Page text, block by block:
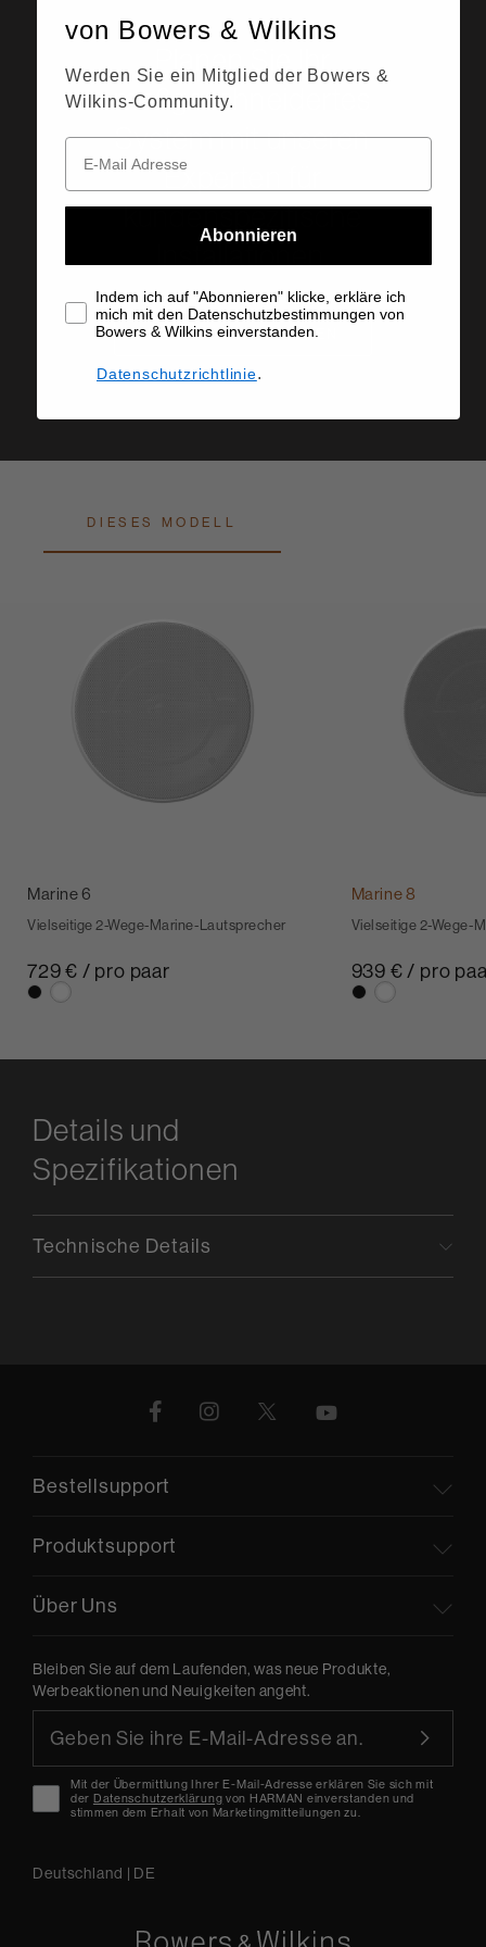
Planen Sie Ihr
maßgeschneidertes
System mit unseren
Experten für
kundenspezifische
INSTALLATEUR FINDEN
DIESES MODELL
Marine 6
Vielseitige 2-Wege-Marine-Lautsprecher
729 € / pro paar
Marine 8
Vielseitige 2-Wege-
939 € / pro
Details und
Spezifikationen
Technische Details
Bestellsupport
Produktsupport
Über Uns
Bleiben Sie auf dem Laufenden, was neue Produkte,
Werbeaktionen und Neuigkeiten angeht.
Mit der Übermittlung Ihrer E-Mail-Adresse erklären Sie sich mit
der Datenschutzerklärung von HARMAN einverstanden und
stimmen dem Erhalt von Marketingmitteilungen zu.
Deutschland | DE
von Bowers & Wilkins
Werden Sie ein Mitglied der Bowers &
Wilkins-Community.
Abonnieren
Indem ich auf "Abonnieren" klicke, erkläre ich
mich mit den Datenschutzbestimmungen von
Bowers & Wilkins einverstanden.
Datenschutzrichtlinie.